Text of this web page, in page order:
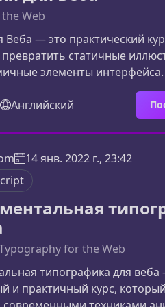
Web
— это практический
статичные
элементы
инструменты и
плавные,
анимации для сайтов и
вы изучите на
вокруг реальных задач
сбалансированное
шаг за шагом н
Английский
14 янв. 2022 г., 23:42
for the Web
типографика для веба
и практичный курс,